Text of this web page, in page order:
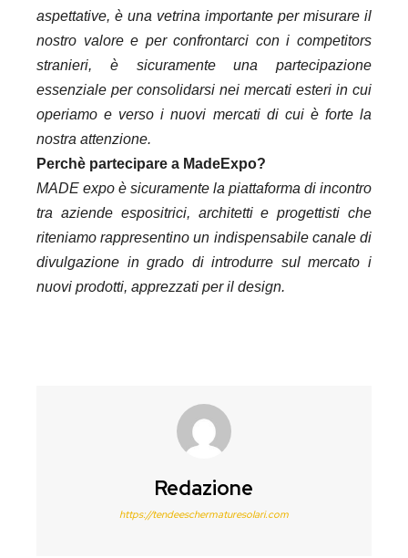
aspettative, è una vetrina importante per misurare il
nostro valore e per confrontarci con i competitors
stranieri, è sicuramente una partecipazione
essenziale per consolidarsi nei mercati esteri in cui
operiamo e verso i nuovi mercati di cui è forte la
nostra attenzione.
Perchè partecipare a MadeExpo?
MADE expo è sicuramente la piattaforma di incontro
tra aziende espositrici, architetti e progettisti che
riteniamo rappresentino un indispensabile canale di
divulgazione in grado di introdurre sul mercato i
nuovi prodotti, apprezzati per il design.
Redazione
https://tendeeschermaturesolari.com